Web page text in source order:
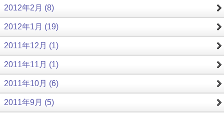
2012年2月 (8)
2012年1月 (19)
2011年12月 (1)
2011年11月 (1)
2011年10月 (6)
2011年9月 (5)